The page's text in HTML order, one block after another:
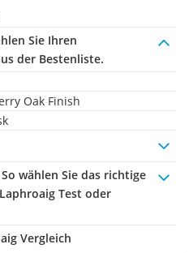
Sie Ihren
der Bestenliste.
Oak Finish
So wählen Sie das richtige
Test oder
Vergleich